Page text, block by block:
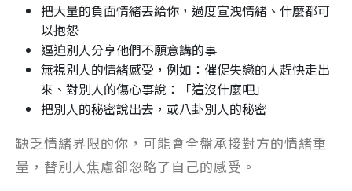
把大量的負面情緒丟給你，過度宣洩情緒、什麼都可
以抱怨
逼迫別人分享他們不願意講的事
無視別人的情緒感受，例如：催促失戀的人趕快走出
來、對別人的傷心事說：「這沒什麼吧」
把別人的秘密說出去，或八卦別人的秘密
缺乏情緒界限的你，可能會全盤承接對方的情緒重
量，替別人焦慮卻忽略了自己的感受。